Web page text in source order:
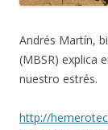
Andrés Martín,
(MBSR) explica
nuestro estrés.
http://